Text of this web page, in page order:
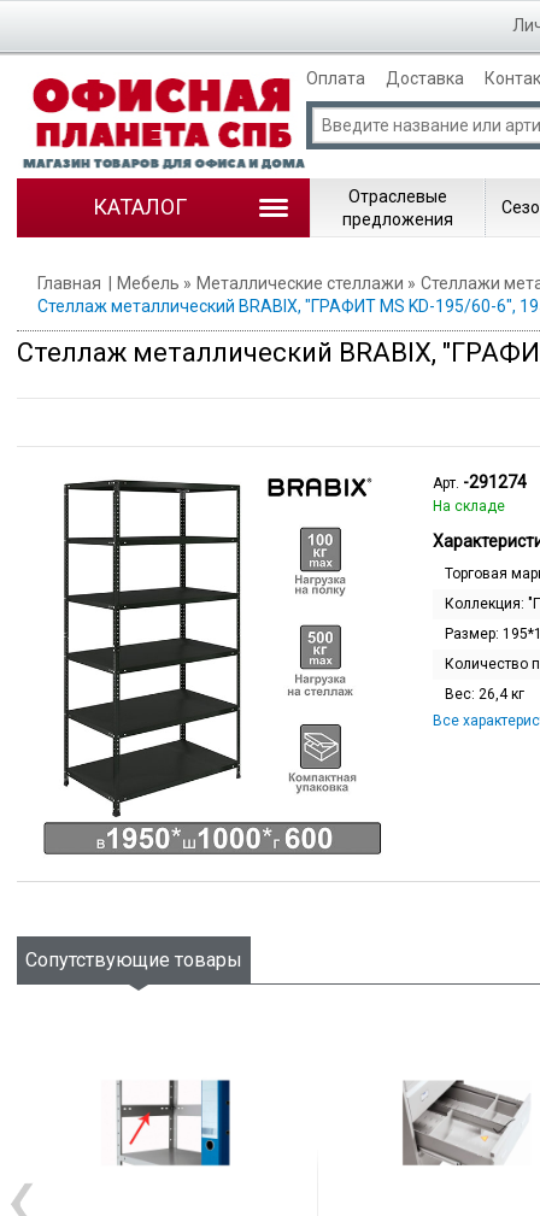
Оплата Доставка
КАТАЛОГ
Отраслевые
предложения
Главная Мебель Металлические стеллажи
Стеллажи
Стеллаж металлический BRABIX, "ГРАФИТ MS KD-195/60-6",
Стеллаж металлический BRABIX,
Арт. -291274
На складе
Торговая
Коллекция:
Размер:
Количество
Вес: 26,4 кг
Все
Сопутствующие товары